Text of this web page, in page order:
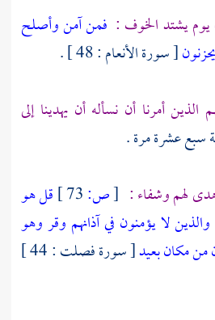
يوم يشتد الخوف : فمن آمن وأصلح
[ سورة الأنعام : 48 ] .
الذين أمرنا أن نسأله أن يهدينا إلى
سبع عشرة مرة .
هدى لهم وشفاء : [ص:
قل هو
لا يؤمنون في آذانهم وقر وهو
مكان بعيد
[ سورة فصلت : 44 ]